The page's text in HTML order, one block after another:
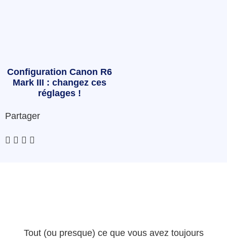
Configuration Canon R6
Mark III : changez ces
réglages !
Partager
Tout (ou presque) ce que vous avez toujours